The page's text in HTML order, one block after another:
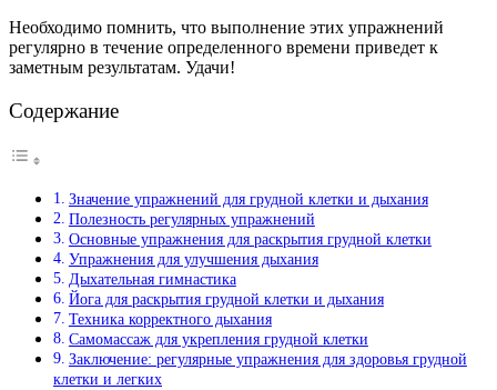
Необходимо помнить, что выполнение этих упражнений
регулярно в течение определенного времени приведет к
заметным результатам. Удачи!
Содержание
Значение упражнений для грудной клетки и дыхания
Полезность регулярных упражнений
Основные упражнения для раскрытия грудной клетки
Упражнения для улучшения дыхания
Дыхательная гимнастика
Йога для раскрытия грудной клетки и дыхания
Техника корректного дыхания
Самомассаж для укрепления грудной клетки
Заключение: регулярные упражнения для здоровья грудной
клетки и легких